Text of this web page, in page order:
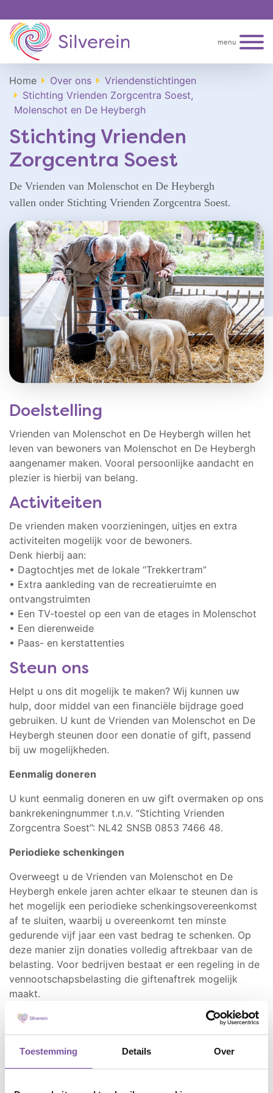
Toestemming Details Over
menu
Home Over ons
Vriendenstichtingen
Stichting Vrienden Zorgcentra Soest,
Molenschot en De Heybergh
Stichting Vrienden
Zorgcentra Soest
De Vrienden van Molenschot en De Heybergh
vallen onder Stichting Vrienden Zorgcentra Soest.
Doelstelling
Vrienden van Molenschot en De Heybergh willen het
leven van bewoners van Molenschot en De Heybergh
aangenamer maken. Vooral persoonlijke aandacht en
plezier is hierbij van belang.
Activiteiten
De vrienden maken voorzieningen, uitjes en extra
activiteiten mogelijk voor de bewoners.
Denk hierbij aan:
• Dagtochtjes met de lokale “Trekkertram”
• Extra aankleding van de recreatieruimte en
ontvangstruimten
• Een TV-toestel op een van de etages in Molenschot
• Een dierenweide
• Paas- en kerstattenties
Steun ons
Helpt u ons dit mogelijk te maken? Wij kunnen uw
hulp, door middel van een financiële bijdrage goed
gebruiken. U kunt de Vrienden van Molenschot en De
Heybergh steunen door een donatie of gift, passend
bij uw mogelijkheden.
Eenmalig doneren
U kunt eenmalig doneren en uw gift overmaken op ons
bankrekeningnummer t.n.v. “Stichting Vrienden
Zorgcentra Soest”: NL42 SNSB 0853 7466 48.
Periodieke schenkingen
Overweegt u de Vrienden van Molenschot en De
Heybergh enkele jaren achter elkaar te steunen dan is
het mogelijk een periodieke schenkingsovereenkomst
af te sluiten, waarbij u overeenkomt ten minste
gedurende vijf jaar een vast bedrag te schenken. Op
deze manier zijn donaties volledig aftrekbaar van de
belasting. Voor bedrijven bestaat er een regeling in de
vennootschapsbelasting die giftenaftrek mogelijk
maakt.
De Vrienden van Molenschot en De Heybergh vallen
onder Stichting Vrienden Zorgcentra Soest. De
bestuursleden ontvangen geen bezoldiging.